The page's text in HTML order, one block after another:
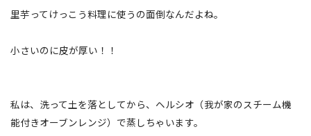
里芋ってけっこう料理に使うの面倒なんだよね。
小さいのに皮が厚い！！
私は、洗って土を落としてから、ヘルシオ（我が家のスチーム機
能付きオーブンレンジ）で蒸しちゃいます。